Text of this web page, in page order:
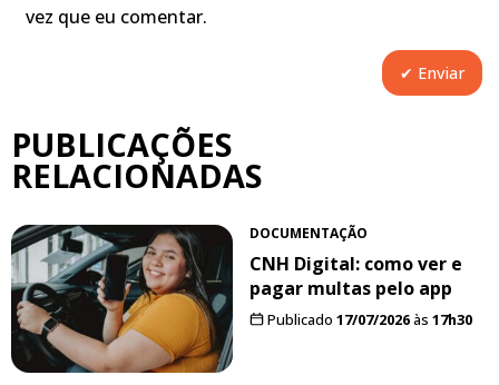
vez que eu comentar.
PUBLICAÇÕES
RELACIONADAS
DOCUMENTAÇÃO
CNH Digital: como ver e
pagar multas pelo app
Publicado 17/07/2026às 17h30